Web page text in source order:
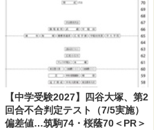
【中学受験2027】四谷大塚、第2
回合不合判定テスト（7/5実施）
偏差値…筑駒74・桜蔭70＜PR＞